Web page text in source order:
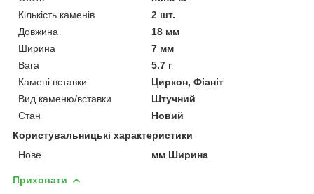
Кількість каменів
2 шт.
Довжина
18 мм
Ширина
7 мм
Вага
5.7 г
Камені вставки
Циркон, Фіаніт
Вид каменю/вставки
Штучний
Стан
Новий
Користувальницькі характеристики
Нове
мм Ширина
Приховати